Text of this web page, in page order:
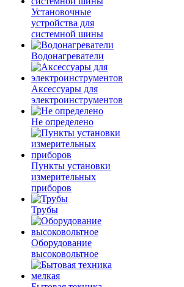
Установочные
устройства для
системной шины
Водонагреватели
Аксессуары для
электроинструментов
Не определено
Пункты установки
измерительных
приборов
Трубы
Оборудование
высоковольтное